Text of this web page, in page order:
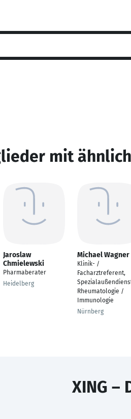
mit
Jaroslaw
Chmielewski
Pharmaberater
Heidelberg
Michael Wagner
Klinik- /
Facharztreferent,
Rheumatologie /
Immunologie
Nürnberg
XING –